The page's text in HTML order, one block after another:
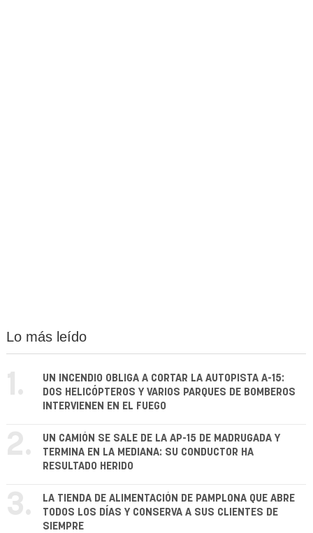
Lo más leído
1.
UN INCENDIO OBLIGA A CORTAR LA AUTOPISTA A-15:
DOS HELICÓPTEROS Y VARIOS PARQUES DE BOMBEROS
INTERVIENEN EN EL FUEGO
2.
UN CAMIÓN SE SALE DE LA AP-15 DE MADRUGADA Y
TERMINA EN LA MEDIANA: SU CONDUCTOR HA
RESULTADO HERIDO
3.
LA TIENDA DE ALIMENTACIÓN DE PAMPLONA QUE ABRE
TODOS LOS DÍAS Y CONSERVA A SUS CLIENTES DE
SIEMPRE